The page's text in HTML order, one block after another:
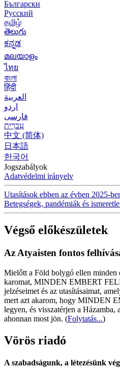
Български
Русский
தமிழ்
తెలుగు
ಕನ್ನಡ
മലയാളം
ไทย
বাংলা
हिंदी
العربية
اردو
فارسی
עִברִית
中文 (简体)
日本語
한국어
Jogszabályok
Adatvédelmi irányelv
Utasítások ebben az évben 2025-
Betegségek, pandémiák és
Végső előkészületek
Az Atyaisten fontos
Mielőtt a Föld bolygó ellen minden
karomat, MINDEN EMBERT
jelzéseimet és az utasításaimat,
mert azt akarom, hogy MINDEN
legyen, és visszatérjen a Házamba,
ahonnan most jön. (Folytatás...)
Vörös riadó
A szabadságunk, a létezésünk